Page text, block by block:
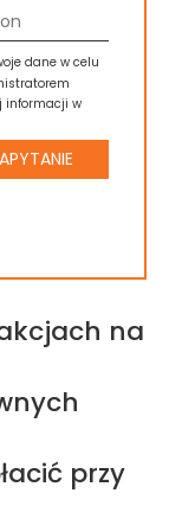
dane w celu
informacji w
na
przy